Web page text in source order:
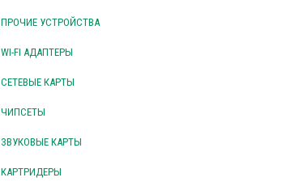
ПРОЧИЕ УСТРОЙСТВА
WI-FI АДАПТЕРЫ
СЕТЕВЫЕ КАРТЫ
ЧИПСЕТЫ
ЗВУКОВЫЕ КАРТЫ
КАРТРИДЕРЫ